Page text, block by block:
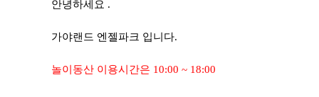
안녕하세요 .
가야랜드 엔젤파크 입니다.
놀이동산 이용시간은 10:00 ~ 18:00